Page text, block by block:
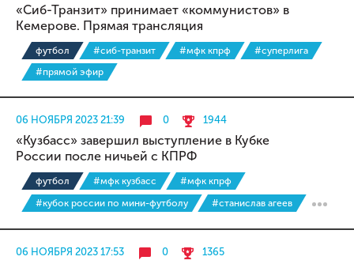
«Сиб-Транзит» принимает «коммунистов» в
Кемерове. Прямая трансляция
футбол #сиб-транзит #мфк кпрф
#суперлига
#прямой эфир
06 НОЯБРЯ 2023 21:39 0 1944
«Кузбасс» завершил выступление в Кубке
России после ничьей с КПРФ
футбол #мфк кузбасс
#мфк кпрф
#кубок россии по мини-футболу
#станислав агеев
06 НОЯБРЯ 2023 17:53 0 1365